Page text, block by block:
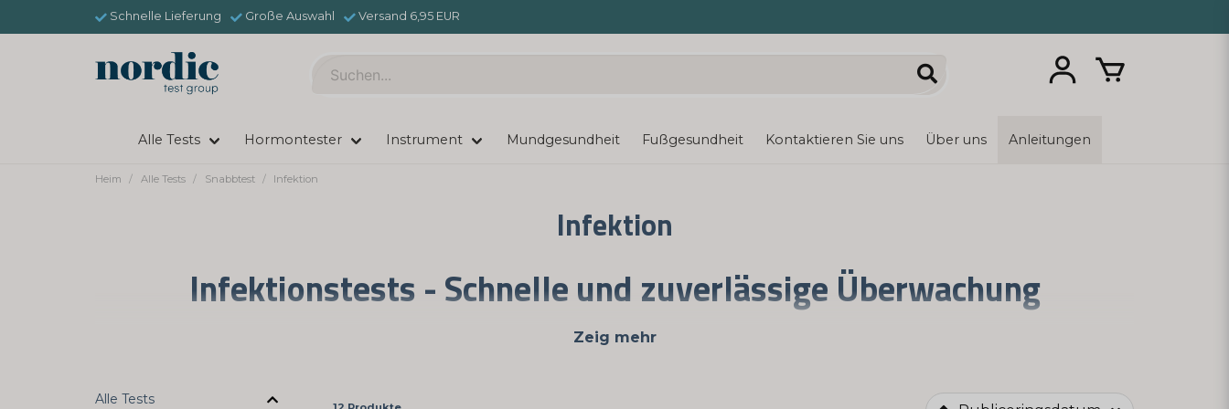
Schnelle Lieferung Große Auswahl Versand 6,95 EUR
Alle Tests Hormontester Instrument Mundgesundheit Fußgesundheit Kontaktieren Sie uns Über uns Anleitungen
Heim Alle Tests Snabbtest Infektion
Infektion
Infektionstests - Schnelle und zuverlässige Überwachung
verstehen die Bedeutung der einfachen und bequemen Überwachung Ihrer Gesundheit, insbesondere wenn es um Infektionskrankheiten
Ihre Gesundheitsfragen zu erhalten. Unsere Tests ermöglichen es Ihnen, die Kontrolle über Ihre Gesundheit zu übernehmen und bei Bedarf
Zeig mehr
Alle Tests